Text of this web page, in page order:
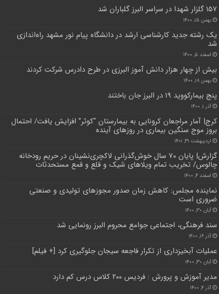
۱۵۷ گلزار شهدا در سراسر البرز گلباران شد
بهمن ۱۵, ۱۴۰۰
یک رشته جدید کارشناسی ارشد در دانشگاه پیام نور مشهد راه‌اندازی
شد
اسفند ۵, ۱۴۰۰
بیش از چهار هزار دانش آموز البرزی در طرح دادرس شرکت کردند
بهمن ۱۸, ۱۴۰۰
پنج بیمارکووید ۱۹ در البرز جان باختند
آذر ۱, ۱۴۰۰
کرج| آمار مراجعان کرونایی به بیمارستان “کوثر” افزایش یافت/ احتمال
بروز موج سنگین بیماری در روزهای آینده
اردیبهشت ۳۱, ۱۴۰۱
گزارش| پایان ۷۰ سال ‌خوش‌گذرانی لاکچری‌نشینان در حریم رودخانه
چالوس/ تخریب تمام ویلاهای شیک و قلع و قمع مستحدثات
اسفند ۴, ۱۴۰۰
نماینده مجلس: کاهش زمان صدور مجوزهای تولیدی و صنعتی
ضروری است
آبان ۳۰, ۱۴۰۰
سند فرهنگی، اجتماعی جوامع محروم البرز رونمایی شد
آذر ۱۶, ۱۴۰۰
عملیات آبخیزداری از تکرار فاجعه سیجان جلوگیری کرد [+ فیلم]
آبان ۳۰, ۱۴۰۰
مدیر آموزش و پرورش : فردیس ۲۰۰ کلاس درس کم دارد
آذر ۴, ۱۴۰۰